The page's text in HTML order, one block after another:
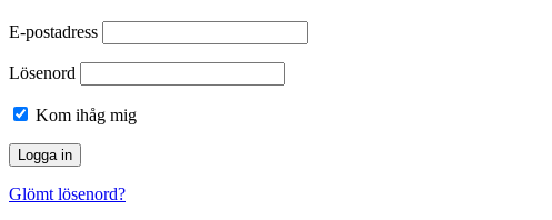
E-postadress
Lösenord
Kom ihåg mig
Glömt lösenord?